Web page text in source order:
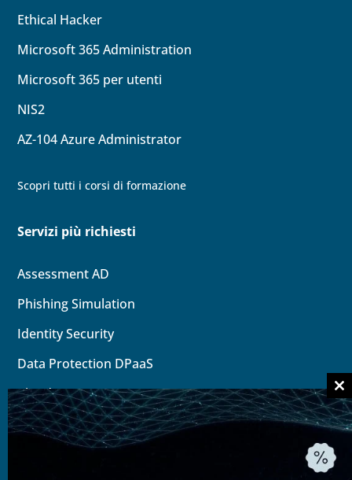
Ethical Hacker
Microsoft 365 Administration
Microsoft 365 per utenti
NIS2
AZ-104Azure Administrator
Scopri tutti i corsi di formazione
Servizi più richiesti
Assessment AD
Phishing Simulation
IdentitySecurity
Data Protection DPaaS
CloudSecurity
Soluzioni Modern Workplace
Migrazione Microsoft 365